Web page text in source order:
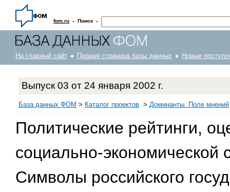
fom.ru · Поиск ·
На главный сайт Первая страница базы данных Новые
Выпуск 03 от 24 января 2002 г.
База данных ФОМ > Каталог проектов > Доминанты. Поле мнений
Политические рейтинги,
социально-экономической
Символы российского